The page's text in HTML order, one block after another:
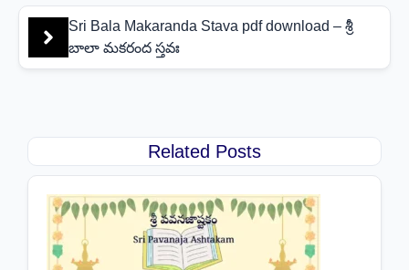
Sri Bala Makaranda Stava pdf download – శ్రీ
బాలా మకరంద స్తవః
Related Posts